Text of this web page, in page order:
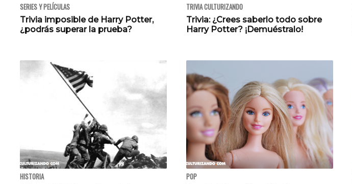
SERIES Y PELÍCULAS
Trivia imposible de Harry Potter,
¿podrás superar la prueba?
TRIVIA CULTURIZANDO
Trivia: ¿Crees saberlo todo sobre
Harry Potter? ¡Demuéstralo!
HISTORIA
POP